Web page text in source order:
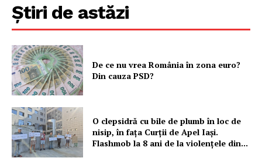
Știri de astăzi
De ce nu vrea România în zona euro?
Din cauza PSD?
O clepsidră cu bile de plumb în loc de
nisip, în fața Curții de Apel Iași.
Flashmob la 8 ani de la violențele din...